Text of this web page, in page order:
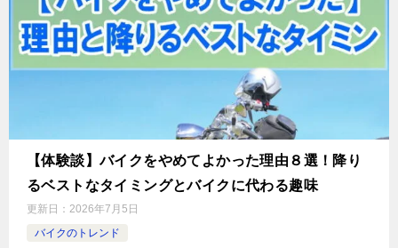
【体験談】バイクをやめてよかった理由８選！降り
るベストなタイミングとバイクに代わる趣味
更新日： 2026年7月5日
バイクのトレンド